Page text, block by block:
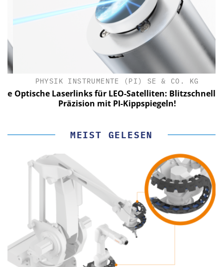
PHYSIK INSTRUMENTE (PI) SE & CO. KG
Optische Laserlinks für LEO-Satelliten: Blitzschnelle
Präzision mit PI-Kippspiegeln!
MEIST GELESEN